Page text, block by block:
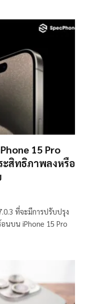
15 Pro
ะสิทธิภาพลงหรือ
ที่จะมีการปรับปรุง
นบน iPhone 15 Pro